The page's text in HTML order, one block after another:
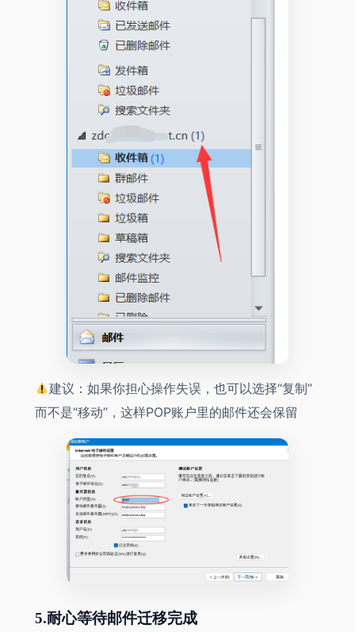
建议：如果你担心操作失误，也可以选择“复制”
而不是“移动”，这样POP账户里的邮件还会保留
5.耐心等待邮件迁移完成